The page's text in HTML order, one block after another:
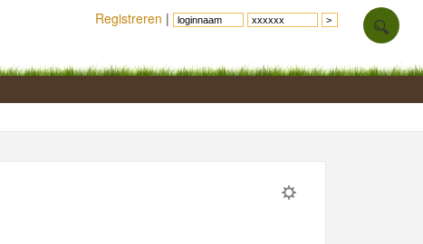
Registreren |